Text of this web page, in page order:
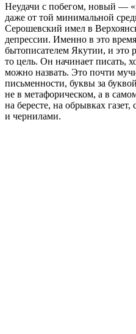
Неудачи с побегом, новый —
даже от той минимальной
Серошевский имел в
депрессии. Именно в это
бытописателем Якутии, и это
то цель. Он начинает писать,
можно назвать. Это почти
письменности, буквы за
не в метафорическом, а в
на бересте, на обрывках
и чернилами.